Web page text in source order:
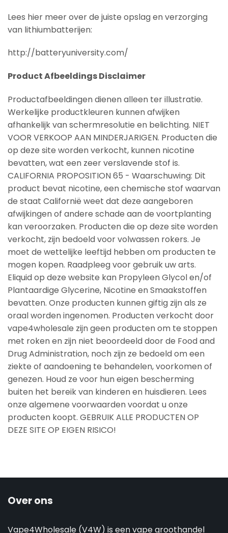
Lees hier meer over de juiste opslag en verzorging
van lithiumbatterijen:
http://batteryuniversity.com/
Product Afbeeldings Disclaimer
Productafbeeldingen dienen alleen ter illustratie.
Werkelijke productkleuren kunnen afwijken
afhankelijk van schermresolutie en belichting. NIET
VOOR VERKOOP AAN MINDERJARIGEN. Producten die
op deze site worden verkocht, kunnen nicotine
bevatten, wat een zeer verslavende stof is.
CALIFORNIA PROPOSITION 65 - Waarschuwing: Dit
product bevat nicotine, een chemische stof waarvan
de staat Californië weet dat deze aangeboren
afwijkingen of andere schade aan de voortplanting
kan veroorzaken. Producten die op deze site worden
verkocht, zijn bedoeld voor volwassen rokers. Je
moet de wettelijke leeftijd hebben om producten te
mogen kopen. Raadpleeg voor gebruik uw arts.
Eliquid op deze website kan Propyleen Glycol en/of
Plantaardige Glycerine, Nicotine en Smaakstoffen
bevatten. Onze producten kunnen giftig zijn als ze
oraal worden ingenomen. Producten verkocht door
vape4wholesale zijn geen producten om te stoppen
met roken en zijn niet beoordeeld door de Food and
Drug Administration, noch zijn ze bedoeld om een
ziekte of aandoening te behandelen, voorkomen of
genezen. Houd ze voor hun eigen bescherming
buiten het bereik van kinderen en huisdieren. Lees
onze algemene voorwaarden voordat u onze
producten koopt. GEBRUIK ALLE PRODUCTEN OP
DEZE SITE OP EIGEN RISICO!
Over ons
Vape4Wholesale (V4W) is een vape groothandel